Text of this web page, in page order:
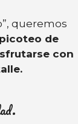
queremos
picoteo de
con